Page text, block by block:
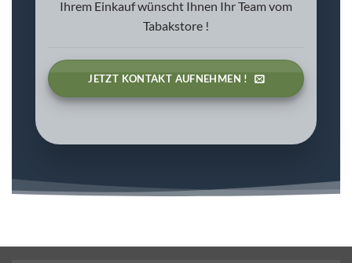
Ihrem Einkauf wünscht Ihnen Ihr Team vom
Tabakstore !
JETZT KONTAKT AUFNEHMEN !